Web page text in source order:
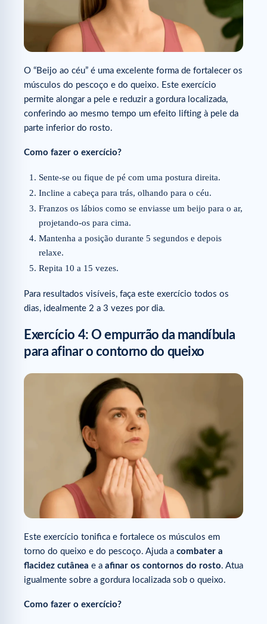
O “Beijo ao céu” é uma excelente forma de fortalecer os
músculos do pescoço e do queixo. Este exercício
permite alongar a pele e reduzir a gordura localizada,
conferindo ao mesmo tempo um efeito lifting à pele da
parte inferior do rosto.
Como fazer o exercício?
Sente-se ou fique de pé com uma postura direita.
Incline a cabeça para trás, olhando para o céu.
Franzos os lábios como se enviasse um beijo para o ar,
projetando-os para cima.
Mantenha a posição durante 5 segundos e depois
relaxe.
Repita 10 a 15 vezes.
Para resultados visíveis, faça este exercício todos os
dias, idealmente 2 a 3 vezes por dia.
Exercício 4: O empurrão da mandíbula
para afinar o contorno do queixo
Este exercício tonifica e fortalece os músculos em
torno do queixo e do pescoço. Ajuda a combater a
flacidez cutânea e a afinar os contornos do rosto. Atua
igualmente sobre a gordura localizada sob o queixo.
Como fazer o exercício?